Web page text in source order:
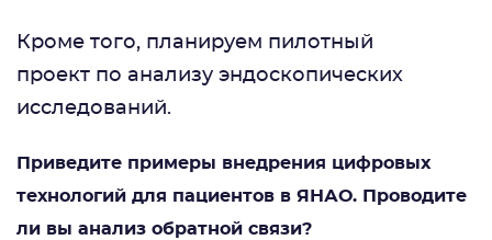
Кроме того, планируем пилотный
проект по анализу эндоскопических
исследований.
Приведите примеры внедрения цифровых
технологий для пациентов в ЯНАО. Проводите
ли вы анализ обратной связи?